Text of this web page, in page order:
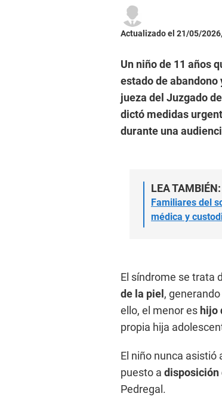
Actualizado el 21/05/
Un niño de 11 años
estado de
jueza del Juzgado
dictó medidas
durante una
LEA TAMBIÉN:
Familiares del
médica y
El síndrome se trata
de la piel ,
ello, el menor es hijo
propia hija
El niño nunca asistió
puesto a disposición
Pedregal.